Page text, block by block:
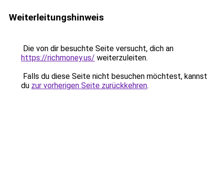
Weiterleitungshinweis
Die von dir besuchte Seite versucht, dich an
https://richmoney.us/ weiterzuleiten.
Falls du diese Seite nicht besuchen möchtest, kannst
du zur vorherigen Seite zurückkehren.